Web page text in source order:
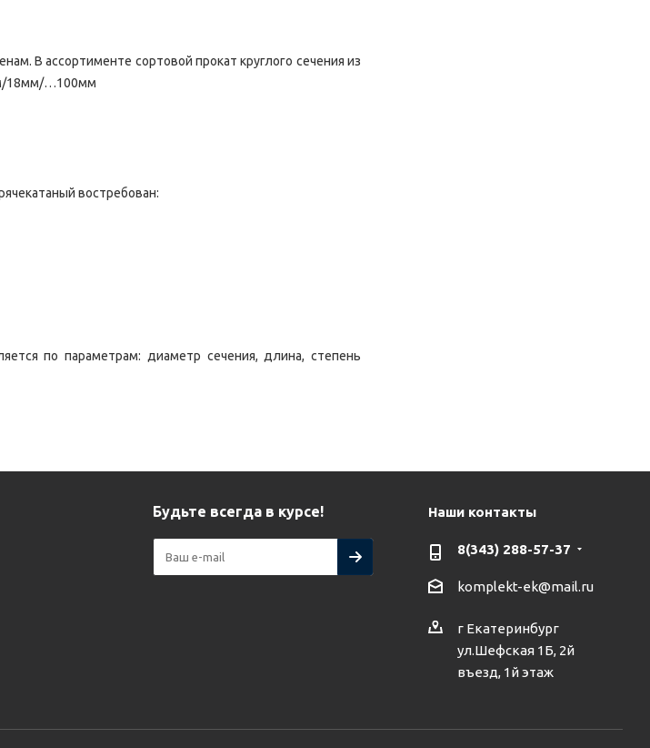
В ассортименте сортовой прокат круглого сечения из
18мм/…100мм
востребован:
по параметрам: диаметр сечения, длина, степень
Будьте всегда в курсе! Наши контакты
8(343) 288-57-37
komplekt-ek@mail.ru
г Екатеринбург
ул.Шефская 1Б, 2й
въезд, 1й этаж